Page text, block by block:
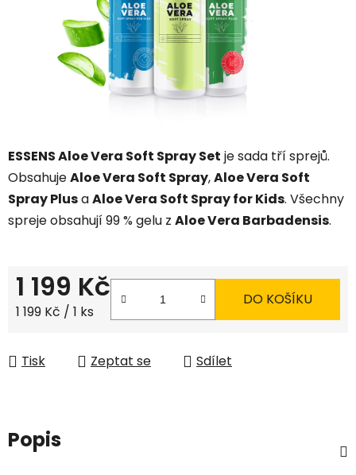
ESSENS Aloe Vera Soft Spray Set je sada tří sprejů.
ObsahujeAloe Vera Soft Spray,Aloe Vera Soft
Spray PlusaAloe Vera Soft Spray for Kids. Všechny
spreje obsahují 99 % gelu z Aloe Vera Barbadensis.
1 199 Kč
Měrná cena:
1 199 Kč / 1 ks
DO KOŠÍKU
Tisk Zeptat se Sdílet
Popis